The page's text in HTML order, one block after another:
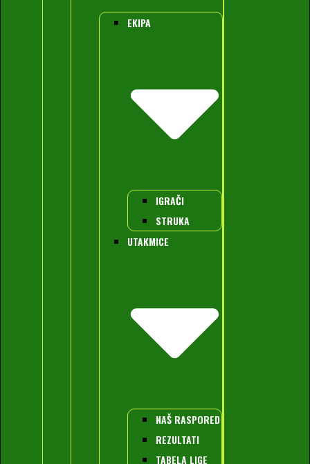
EKIPA
IGRAČI
STRUKA
UTAKMICE
NAŠ RASPORED
REZULTATI
TABELA LIGE